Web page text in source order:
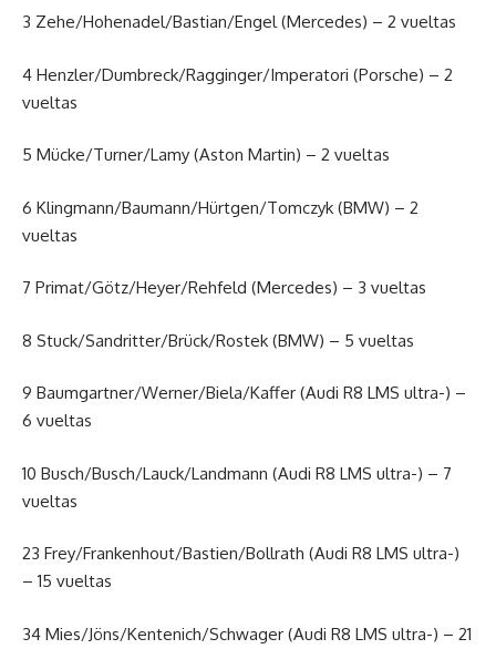
3 Zehe/Hohenadel/Bastian/Engel (Mercedes) – 2 vueltas
4 Henzler/Dumbreck/Ragginger/Imperatori (Porsche) – 2
vueltas
5 Mücke/Turner/Lamy (Aston Martin) – 2 vueltas
6 Klingmann/Baumann/Hürtgen/Tomczyk (BMW) – 2
vueltas
7 Primat/Götz/Heyer/Rehfeld (Mercedes) – 3 vueltas
8 Stuck/Sandritter/Brück/Rostek (BMW) – 5 vueltas
9 Baumgartner/Werner/Biela/Kaffer (Audi R8 LMS ultra-) –
6 vueltas
10 Busch/Busch/Lauck/Landmann (Audi R8 LMS ultra-) – 7
vueltas
23 Frey/Frankenhout/Bastien/Bollrath (Audi R8 LMS ultra-)
– 15 vueltas
34 Mies/Jöns/Kentenich/Schwager (Audi R8 LMS ultra-) – 21